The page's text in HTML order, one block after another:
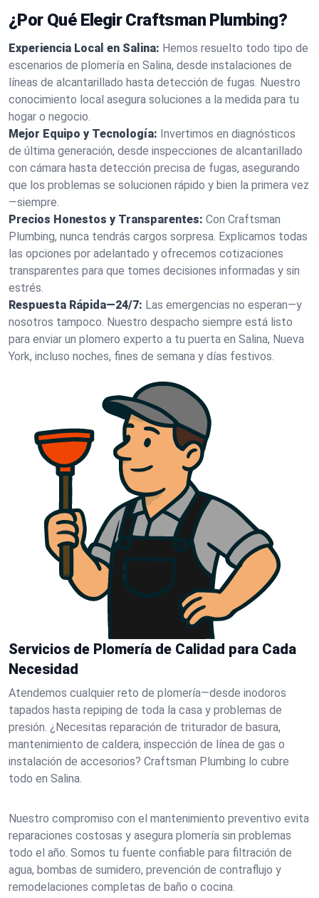
¿Por Qué Elegir Craftsman Plumbing?
Experiencia Local en Salina: Hemos resuelto todo tipo de
escenarios de plomería en Salina, desde instalaciones de
líneas de alcantarillado hasta detección de fugas. Nuestro
conocimiento local asegura soluciones a la medida para tu
hogar o negocio.
Mejor Equipo y Tecnología: Invertimos en diagnósticos
de última generación, desde inspecciones de alcantarillado
con cámara hasta detección precisa de fugas, asegurando
que los problemas se solucionen rápido y bien la primera vez
—siempre.
Precios Honestos y Transparentes: Con Craftsman
Plumbing, nunca tendrás cargos sorpresa. Explicamos todas
las opciones por adelantado y ofrecemos cotizaciones
transparentes para que tomes decisiones informadas y sin
estrés.
Respuesta Rápida—24/7: Las emergencias no esperan—y
nosotros tampoco. Nuestro despacho siempre está listo
para enviar un plomero experto a tu puerta en Salina, Nueva
York, incluso noches, fines de semana y días festivos.
Servicios de Plomería de Calidad para Cada
Necesidad
Atendemos cualquier reto de plomería—desde inodoros
tapados hasta repiping de toda la casa y problemas de
presión. ¿Necesitas reparación de triturador de basura,
mantenimiento de caldera, inspección de línea de gas o
instalación de accesorios? Craftsman Plumbing lo cubre
todo en Salina.
Nuestro compromiso con el mantenimiento preventivo evita
reparaciones costosas y asegura plomería sin problemas
todo el año. Somos tu fuente confiable para filtración de
agua, bombas de sumidero, prevención de contraflujo y
remodelaciones completas de baño o cocina.